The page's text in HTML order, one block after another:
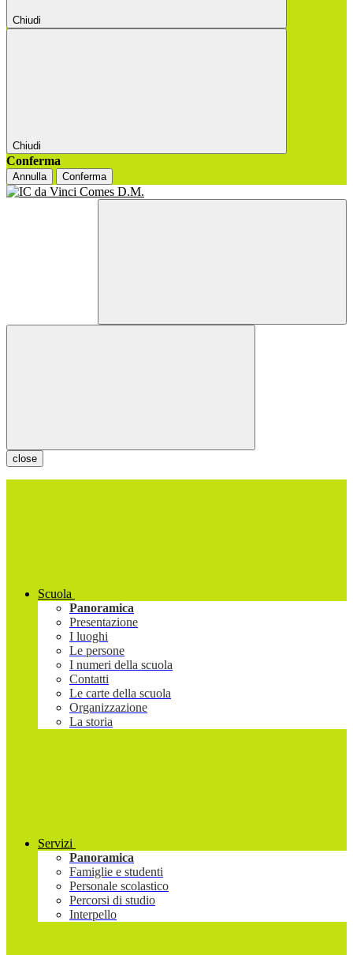
Chiudi
Chiudi
Conferma
Annulla Conferma
close
Scuola
Panoramica
Presentazione
I luoghi
Le persone
I numeri della scuola
Contatti
Le carte della scuola
Organizzazione
La storia
Servizi
Panoramica
Famiglie e studenti
Personale scolastico
Percorsi di studio
Interpello